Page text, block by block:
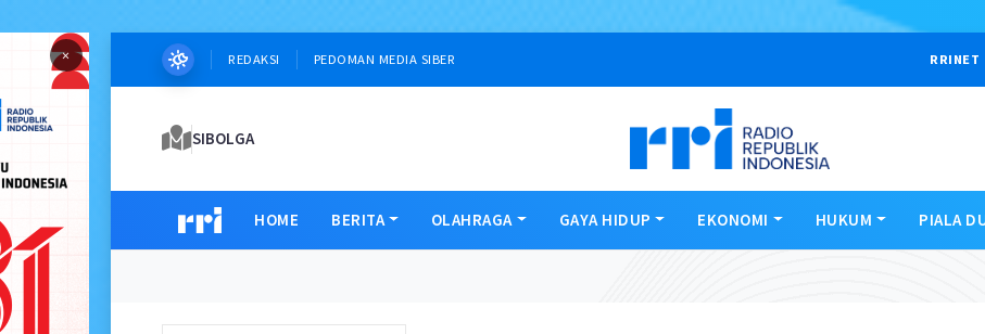
× REDAKSI PEDOMAN MEDIA SIBER RRINET
SIBOLGA
HOME BERITA OLAHRAGA GAYA HIDUP EKONOMI HUKUM PIALA